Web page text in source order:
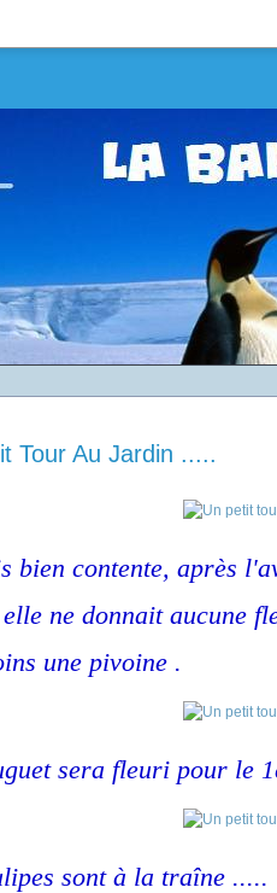
Tour Au Jardin .....
bien contente, après
ne donnait aucune
une pivoine .
sera fleuri pour le
sont à la traîne .....